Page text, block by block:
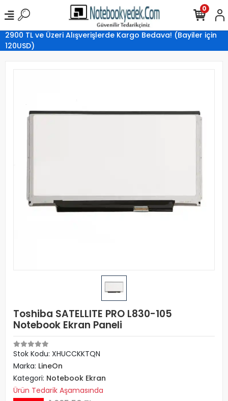
2900 TL ve Üzeri Alışverişlerde Kargo Bedava! (Bayiler için
120USD)
0
Toshiba SATELLITE PRO L830-105
Notebook Ekran Paneli
Stok Kodu: XHUCCKKTQN
Marka: LineOn
Kategori: Notebook Ekran
Ürün Tedarik Aşamasında